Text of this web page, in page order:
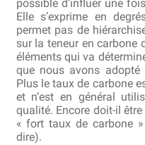
Trouver mon magasin
possible d’influer une
Elle s’exprime en
permet pas de
sur la teneur en carbone
éléments qui va
que nous avons adopté
Plus le taux de carbone
et n’est en général
qualité. Encore doit-il
« fort taux de carbone
dire).